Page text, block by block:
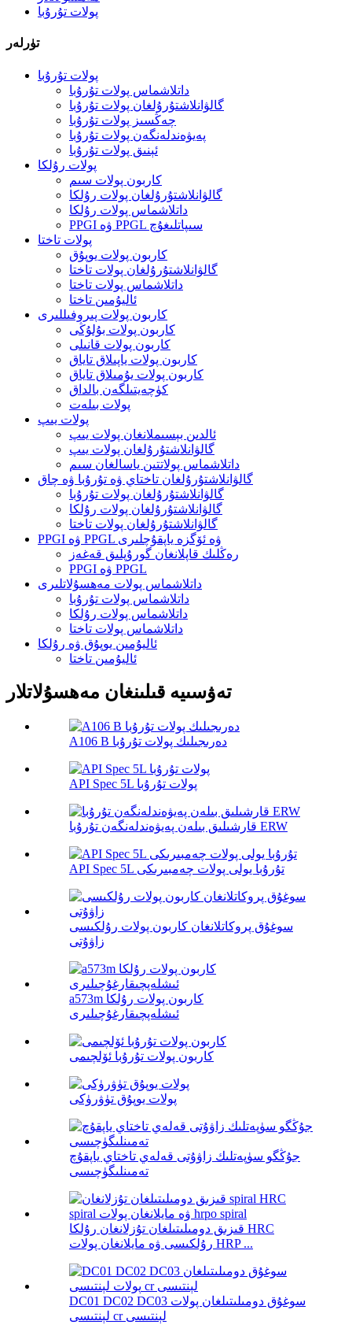
پولات تۇرۇبا
تۈرلەر
پولات تۇرۇبا
داتلاشماس پولات تۇرۇبا
گالۋانلاشتۇرۇلغان پولات تۇرۇبا
چەڭسىز پولات تۇرۇبا
پەيۋەندلەنگەن پولات تۇرۇبا
ئېنىق پولات تۇرۇبا
پولات رۇلكا
كاربون پولات سىم
گالۋانلاشتۇرۇلغان پولات رۇلكا
داتلاشماس پولات رۇلكا
PPGI ۋە PPGL سىپاتلىغۇچ
پولات تاختا
كاربون پولات يوپۇق
گالۋانلاشتۇرۇلغان پولات تاختا
داتلاشماس پولات تاختا
ئاليۇمىن تاختا
كاربون پولات پىروفىللىرى
كاربون پولات بۇلۇڭى
كاربون پولات قانىلى
كاربون پولات ياپىلاق تاياق
كاربون پولات يۇمىلاق تاياق
كۈچەيتىلگەن بالداق
پولات بىلەت
پولات يىپ
ئالدىن بېسىملانغان پولات يىپ
گالۋانلاشتۇرۇلغان پولات يىپ
داتلاشماس پولاتتىن ياسالغان سىم
گالۋانلاشتۇرۇلغان تاختاي ۋە تۇرۇبا ۋە چاق
گالۋانلاشتۇرۇلغان پولات تۇرۇبا
گالۋانلاشتۇرۇلغان پولات رۇلكا
گالۋانلاشتۇرۇلغان پولات تاختا
PPGI ۋە PPGL ۋە ئۆگزە ياپقۇچلىرى
رەڭلىك قاپلانغان گورۇپلىق قەغەز
PPGI ۋە PPGL
داتلاشماس پولات مەھسۇلاتلىرى
داتلاشماس پولات تۇرۇبا
داتلاشماس پولات رۇلكا
داتلاشماس پولات تاختا
ئاليۇمىن يوپۇق ۋە رۇلكا
ئاليۇمىن تاختا
تەۋسىيە قىلىنغان مەھسۇلاتلار
A106 B دەرىجىلىك پولات تۇرۇبا
API Spec 5L پولات تۇرۇبا
قارشىلىق بىلەن پەيۋەندلەنگەن تۇرۇبا ERW
API Spec 5L تۇرۇبا يولى پولات چەمبىرىكى
سوغۇق پروكاتلانغان كاربون پولات رۇلكىسى
زاۋۇتى
a573m كاربون پولات رۇلكا
ئىشلەپچىقارغۇچىلىرى
كاربون پولات تۇرۇبا ئۆلچىمى
پولات يوپۇق تۈۋرۈكى
جۇڭگو سۈپەتلىك زاۋۇتى قەلەي تاختاي ياپقۇچ
تەمىنلىگۈچىسى
قىزىق دومىلىتىلغان تۇزلانغان رۇلكا HRC
رۇلكىسى ۋە مايلانغان پولات HRP ...
DC01 DC02 DC03 سوغۇق دومىلىتىلغان پولات
لېنتىسى cr لېنتىسى